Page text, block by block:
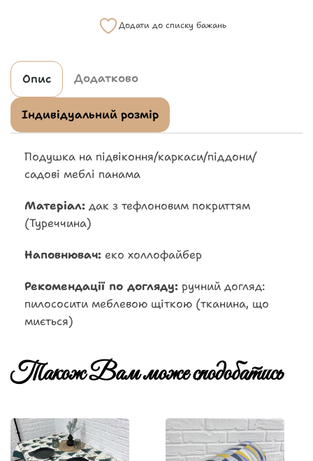
Додати до списку бажань
Опис Додатково
Індивідуальний розмір
Подушка на підвіконня/каркаси/піддони/
садові меблі панама
Матеріал: дак з тефлоновим покриттям
(Туреччина)
Наповнювач: еко холлофайбер
Рекомендації по догляду: ручний догляд:
пилососити меблевою щіткою (тканина, що
миється)
Також Вам може сподобатись